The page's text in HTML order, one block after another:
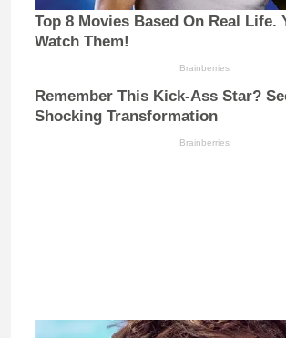
Top 8 Movies Based On Real Life.
Watch Them!
Brainberries
Remember This Kick-Ass Star?
Shocking Transformation
Brainberries